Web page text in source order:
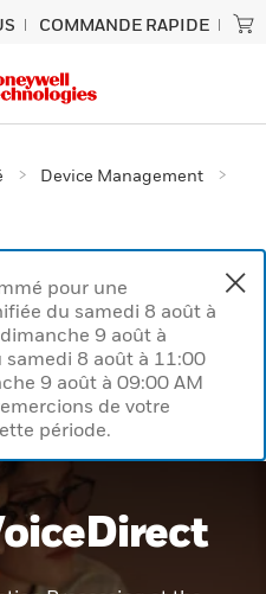
COMMANDE RAPIDE
Device Management
pour une
du samedi 8 août à
9 août à
samedi 8 août à 11:00
9 août à 09:00 AM
de votre
période.